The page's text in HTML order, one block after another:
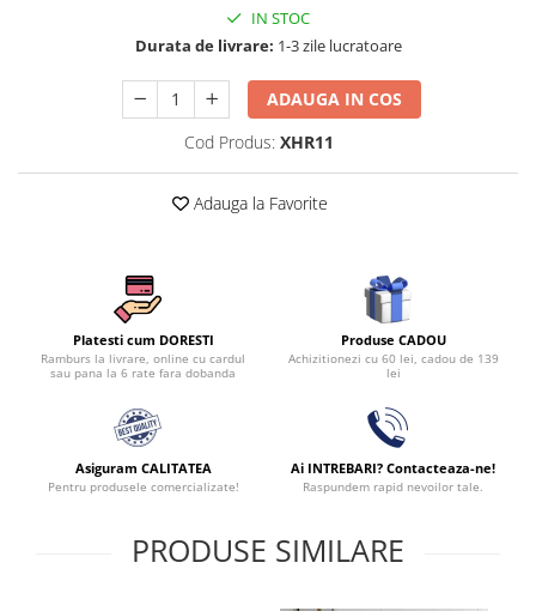
Set Lenjerie Pat Blanita Iepure, 6
Piese, Cu Pilota Inclusa
Lenjerii De Pat Premium Collection
Set Lenjerie De Pat, 7 Piese, Cu
Pilota / Cuvertura Inclusa
11 Piese, Cuvertura Inclusa
Lenjerii De Pat, Finet Premium, 1
Lenjerii De Pat Damasc 1 Persoana
Lenjerii De Pat, Imprimeu 3D, 1
IN STOC
Durata de livrare: 1-3 zile lucratoare
ADAUGA IN COS
Cod Produs: XHR11
Adauga la Favorite
Platesti cum DORESTI
Ramburs la livrare, online cu cardul
sau pana la 6 rate fara dobanda
Produse CADOU
Achizitionezi cu 60 lei, cadou de 139
lei
Asiguram CALITATEA
Pentru produsele comercializate!
Ai INTREBARI? Contacteaza-ne!
Raspundem rapid nevoilor tale.
PRODUSE SIMILARE